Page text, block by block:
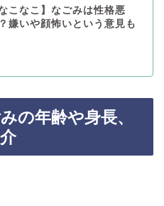
なこなこ】なごみは性格悪
嫌いや顔怖いという意見も
の年齢や身長、